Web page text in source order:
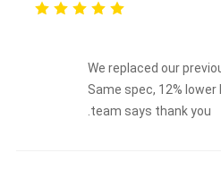
We replaced our
Same spec, 12%
team says thank you.